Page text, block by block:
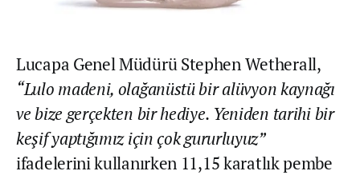
Lucapa Genel Müdürü Stephen Wetherall,
“Lulo madeni, olağanüstü bir alüvyon kaynağı
ve bize gerçekten bir hediye. Yeniden tarihi bir
keşif yaptığımız için çok gururluyuz”
ifadelerini kullanırken 11,15 karatlık pembe